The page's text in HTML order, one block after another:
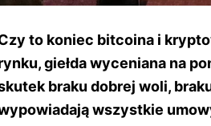
to koniec bitcoina i
giełda wyceniana na
braku dobrej woli,
wszystkie